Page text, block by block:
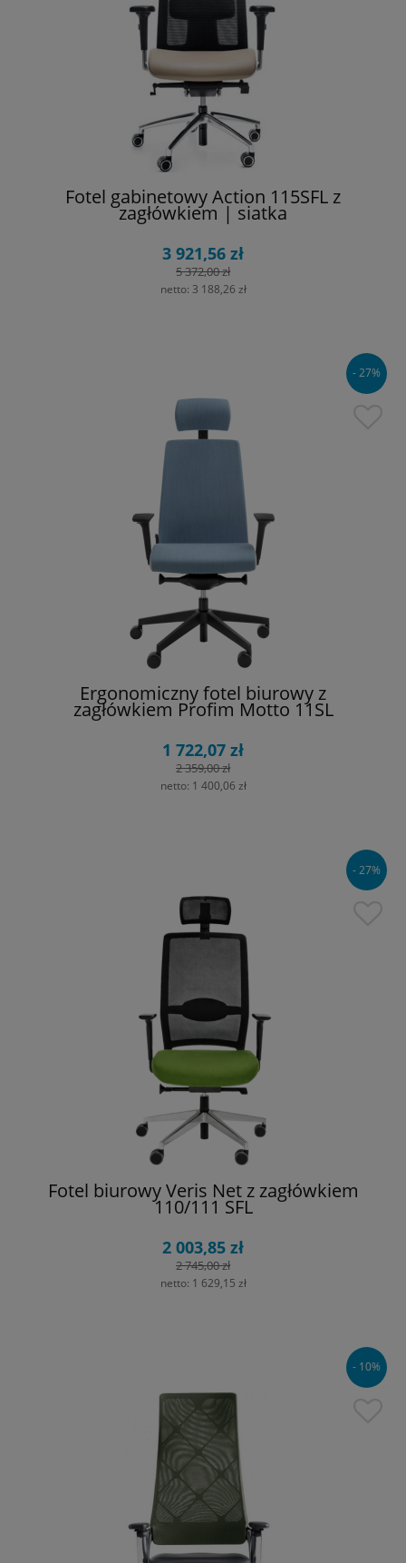
Fotel gabinetowy Action 115SFL z
zagłówkiem | siatka
3 921,56 zł
5 372,00 zł
netto: 3 188,26 zł
Ergonomiczny fotel biurowy z
zagłówkiem Profim Motto 11SL
1 722,07 zł
2 359,00 zł
netto: 1 400,06 zł
- 27%
Fotel biurowy Veris Net z zagłówkiem
110/111 SFL
2 003,85 zł
2 745,00 zł
netto: 1 629,15 zł
- 27%
- 10%